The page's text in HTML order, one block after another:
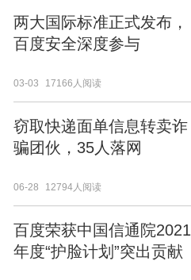
两大国际标准正式发布，
百度安全深度参与
03-03 17166人阅读
窃取快递面单信息转卖诈
骗团伙，35人落网
06-28 12794人阅读
百度荣获中国信通院2021
年度“护脸计划”突出贡献